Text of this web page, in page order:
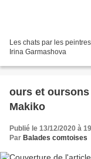
Les chats par les
Irina Garmashova
ours et
Makiko
Publié le 13/12/2020 à
Par Balades comtoises